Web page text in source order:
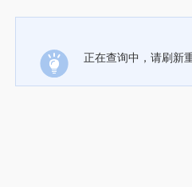
正在查询中，请刷新